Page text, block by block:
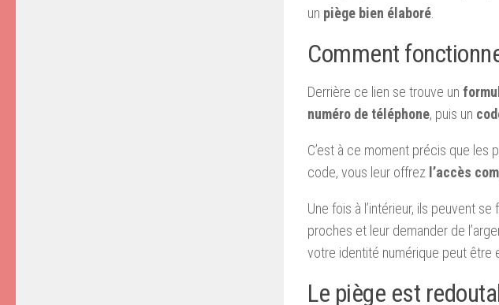
un piège bien élaboré
Comment
Derrière ce lien se trouve un
numéro de téléphone, puis un
C’est à ce moment précis que les
code, vous leur offrez l’accès
Une fois à l’intérieur, ils peuvent
proches et leur demander de
votre identité numérique peut être
Le piège est